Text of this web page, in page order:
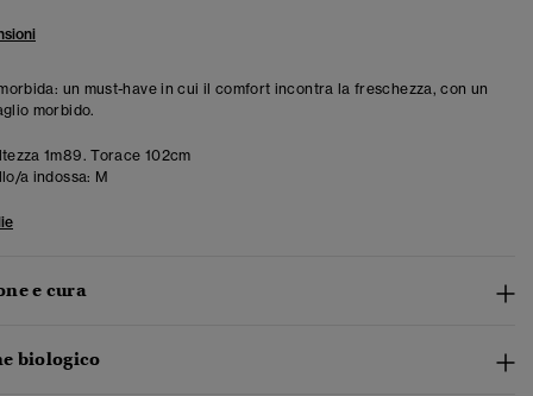
un must-have in cui il comfort incontra la freschezza, con un
morbido.
1m89. Torace 102cm
a indossa: M
e cura
biologico